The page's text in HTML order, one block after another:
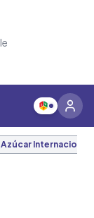
Azúcar Internacional